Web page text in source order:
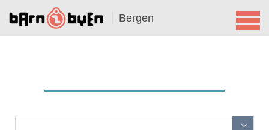
Bergen